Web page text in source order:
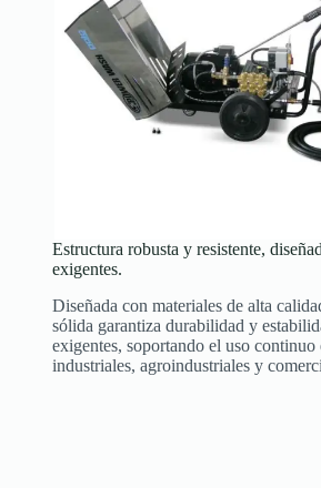
Estructura robusta y resistente,
exigentes.
Diseñada con materiales de alta
sólida garantiza durabilidad y
exigentes, soportando el uso continuo
industriales, agroindustriales y